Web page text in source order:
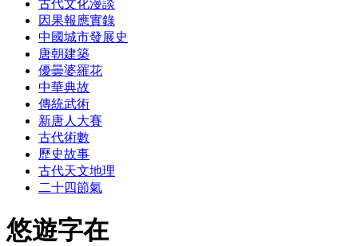
古代文化漫談
因果報應實錄
中國城市發展史
唐朝建築
優曇婆羅花
中華典故
傳統武術
新唐人大賽
古代術數
歷史故事
古代天文地理
二十四節氣
悠遊字在